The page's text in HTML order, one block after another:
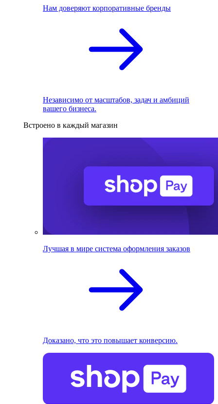
Нам доверяют корпоративные бренды
Независимо от масштабов, задач и амбиций
вашего бизнеса.
Встроено в каждый магазин
Лучшая в мире система оформления заказов
Доказано, что это повышает конверсию.